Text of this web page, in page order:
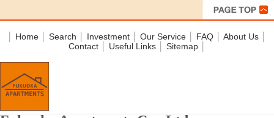
Home Search Investment Our Service FAQ About Us
Contact│ Useful Links│ Sitemap│